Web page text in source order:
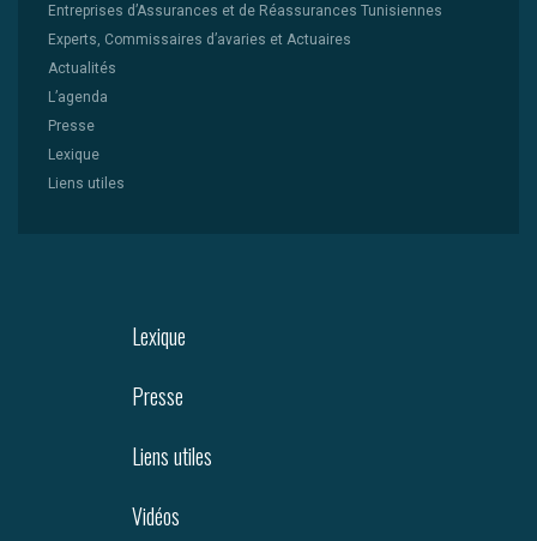
Entreprises d’Assurances et de Réassurances Tunisiennes
Experts, Commissaires d’avaries et Actuaires
Actualités
L’agenda
Presse
Lexique
Liens utiles
Lexique
Presse
Liens utiles
Vidéos